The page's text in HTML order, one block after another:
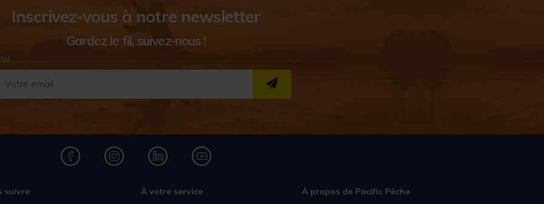
Inscrivez-vous à notre newsletter
Gardez le fil, suivez-nous !
S''INSCRIRE
suivre
À votre service
À propos de Pacific Pêche